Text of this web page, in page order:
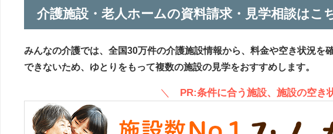
介護施設・老人ホームの資料請求・見学相談はこ
みんなの介護では、全国30万件の介護施設情報から、料金や空き状況を
できないため、ゆとりをもって複数の施設の見学をおすすめします。
＼ PR:条件に合う施設、施設の空き